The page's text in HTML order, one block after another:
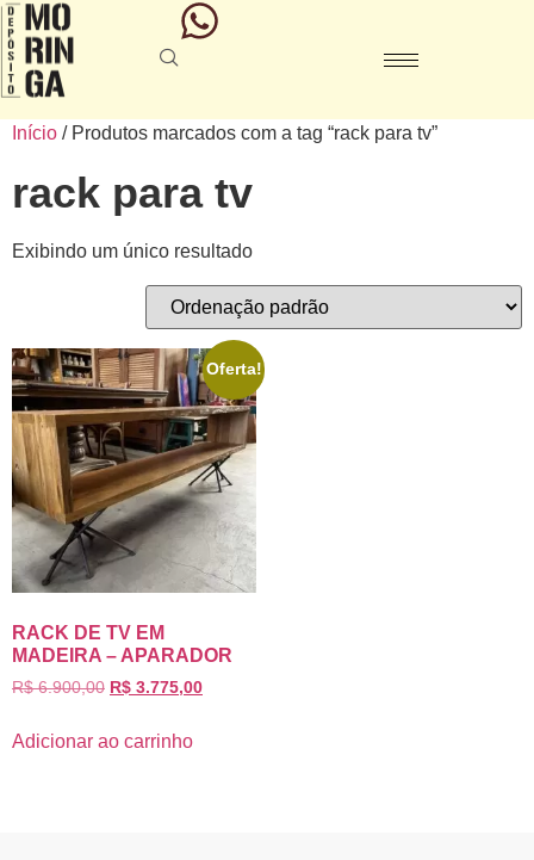
Início / Produtos marcados com a tag “rack para tv”
rack para tv
Exibindo um único resultado
Oferta!
RACK DE TV EM
MADEIRA – APARADOR
R$6.900,00 R$ 3.775,00
Adicionar ao carrinho